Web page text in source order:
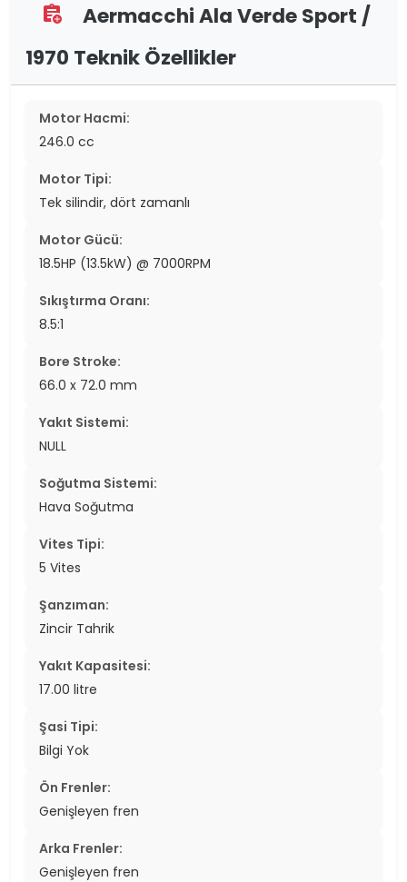
assignment_add
Aermacchi Ala Verde Sport /
1970 Teknik Özellikler
Motor Hacmi:
246.0 cc
Motor Tipi:
Tek silindir, dört zamanlı
Motor Gücü:
18.5HP (13.5kW) @ 7000RPM
Sıkıştırma Oranı:
8.5:1
Bore Stroke:
66.0 x 72.0 mm
Yakıt Sistemi:
NULL
Soğutma Sistemi:
Hava Soğutma
Vites Tipi:
5 Vites
Şanzıman:
Zincir Tahrik
Yakıt Kapasitesi:
17.00 litre
Şasi Tipi:
Bilgi Yok
Ön Frenler:
Genişleyen fren
Arka Frenler:
Genişleyen fren